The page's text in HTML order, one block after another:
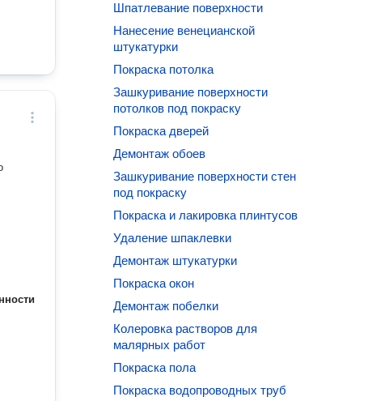
Шпатлевание поверхности
Нанесение венецианской
штукатурки
Покраска потолка
Зашкуривание поверхности
потолков под покраску
Покраска дверей
Демонтаж обоев
Зашкуривание поверхности стен
под покраску
Покраска и лакировка плинтусов
Удаление шпаклевки
Демонтаж штукатурки
Покраска окон
Демонтаж побелки
Колеровка растворов для
малярных работ
Покраска пола
Покраска водопроводных труб